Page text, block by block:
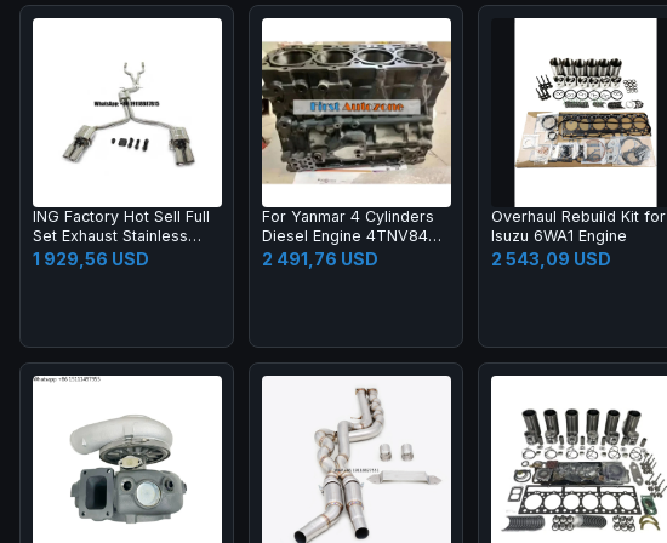
ING Factory Hot Sell Full
Set Exhaust Stainless
Steel Catback and
Resonant Pipe Front
1 929,56 USD
For Yanmar 4 Cylinders
Diesel Engine 4TNV84
engine block
2 491,76 USD
Overhaul Rebuild Kit for
Isuzu 6WA1 Engine
2 543,09 USD